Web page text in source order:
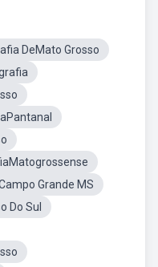
DeMato Grosso
Grande MS
Do Sul